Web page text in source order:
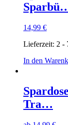
14,99 €
Lieferzeit: 2 -
In den
Tra…